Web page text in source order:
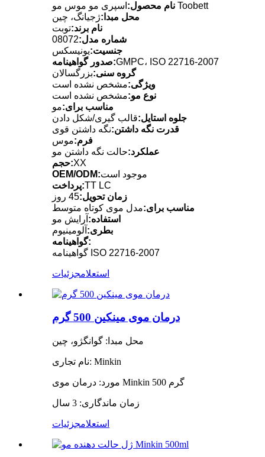
نام محصول: اسپری مو موس مو Toobett
محل مبدا:ژجیانگ، چین
نام برند:توبت
شماره مدل:08072
جنسیت:یونیسکس
صدور گواهینامه:GMPC، ISO 22716-2007
گروه سنی:بزرگسالان
ویژگی:مشخص نشده است
نوع مو:مشخص نشده است
مناسب برای:مو
جلوه استایل:قالب گیری/شکل دادن
قدرت نگه داشتن:نگه داشتن قوی
فرم:موس
عملکرد:حالت نگه داشتن مو
حجم:XX
OEM/ODM:موجود است
پرداخت:TT LC
زمان تحویل:45 روز
مناسب برای:مدل موی کوتاه متوسط
استفاده: آرایش مو
بطری: آلومینیوم
گواهینامه:
گواهینامه ISO 22716-2007
استعلامجزئیات
درمان موی مینکین 500 گرم
محل مبدا: گوانگژو، چین
نام تجاری: Minkin
مورد: درمان موی Minkin 500 گرم
زمان ماندگاری: 3 سال
استعلامجزئیات